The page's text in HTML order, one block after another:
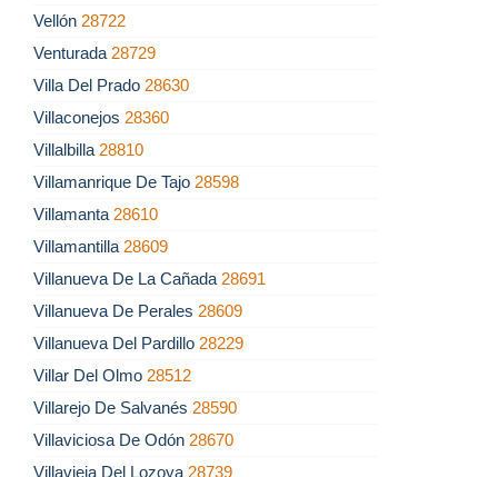
Vellón 28722
Venturada 28729
Villa Del Prado 28630
Villaconejos 28360
Villalbilla 28810
Villamanrique De Tajo 28598
Villamanta 28610
Villamantilla 28609
Villanueva De La Cañada 28691
Villanueva De Perales 28609
Villanueva Del Pardillo 28229
Villar Del Olmo 28512
Villarejo De Salvanés 28590
Villaviciosa De Odón 28670
Villavieja Del Lozoya 28739